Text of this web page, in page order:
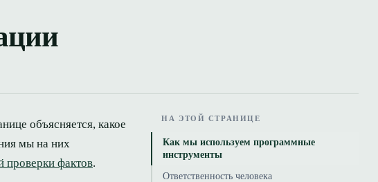
НА ЭТОЙ СТРАНИЦЕ
Как мы используем программные
инструменты
Ответственность человека
объясняется, какое
мы на них
проверки фактов.